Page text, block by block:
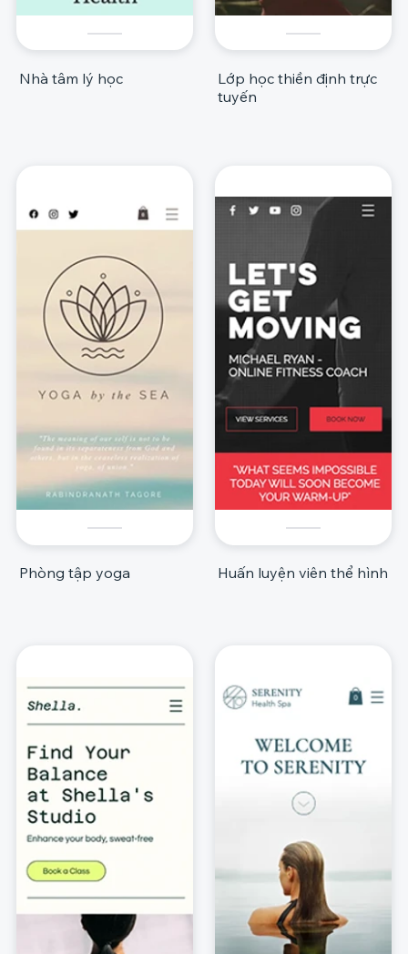
Nhà tâm lý học
Lớp học thiền định trực
tuyến
Phòng tập yoga Huấn luyện viên thể hình